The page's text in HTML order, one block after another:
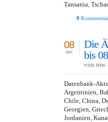
Tansania,
0
Die
bis
08
apr.
von mw
Datenbank-
Argentinien,
Chile, China,
Georgien,
Jordanien,